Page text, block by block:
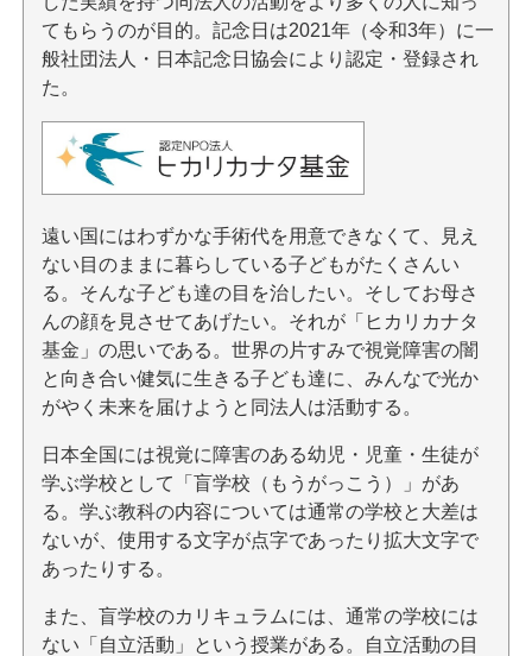
てもらうのが目的。記念日は2021年（令和3年）に一
般社団法人・日本記念日協会により認定・登録され
た。
遠い国にはわずかな手術代を用意できなくて、見え
ない目のままに暮らしている子どもがたくさんい
る。そんな子ども達の目を治したい。そしてお母さ
んの顔を見させてあげたい。それが「ヒカリカナタ
基金」の思いである。世界の片すみで視覚障害の闇
と向き合い健気に生きる子ども達に、みんなで光か
がやく未来を届けようと同法人は活動する。
日本全国には視覚に障害のある幼児・児童・生徒が
学ぶ学校として「盲学校（もうがっこう）」があ
る。学ぶ教科の内容については通常の学校と大差は
ないが、使用する文字が点字であったり拡大文字で
あったりする。
また、盲学校のカリキュラムには、通常の学校には
ない「自立活動」という授業がある。自立活動の目